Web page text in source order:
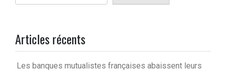
Articles récents
Les banques mutualistes françaises abaissent leurs